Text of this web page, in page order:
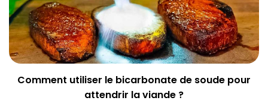
Comment utiliser le bicarbonate de soude pour
attendrir la viande ?